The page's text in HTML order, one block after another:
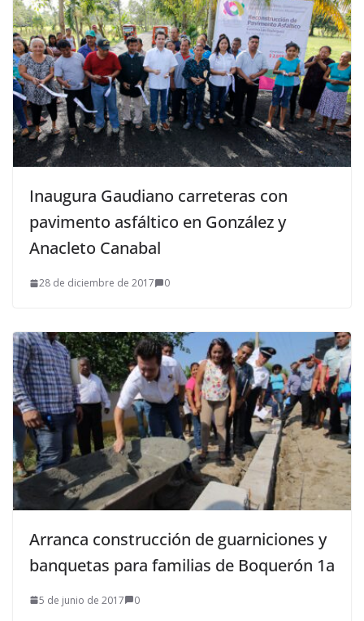
Inaugura Gaudiano carreteras con
pavimento asfáltico en González y
Anacleto Canabal
28 de diciembre de 2017 0
Arranca construcción de guarniciones y
banquetas para familias de Boquerón 1a
5 de junio de 2017 0